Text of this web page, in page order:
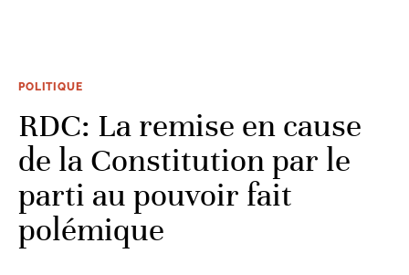
POLITIQUE
RDC: La remise en cause
de la Constitution par le
parti au pouvoir fait
polémique